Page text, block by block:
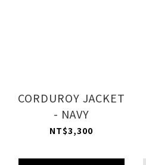
CORDUROY JACKET
- NAVY
NT$3,300